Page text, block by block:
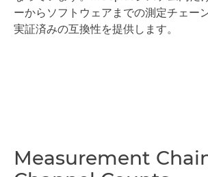
ーからソフトウェアまでの測定チェー
実証済みの互換性を提供します。
Measurement